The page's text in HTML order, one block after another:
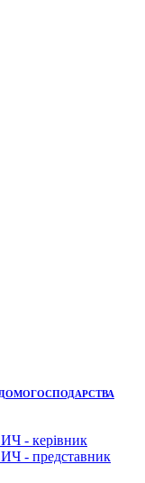
- керівник
представник